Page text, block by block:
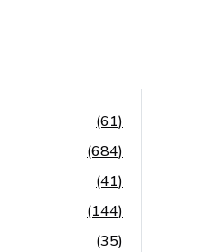
(61)
(684)
(41)
(144)
(35)